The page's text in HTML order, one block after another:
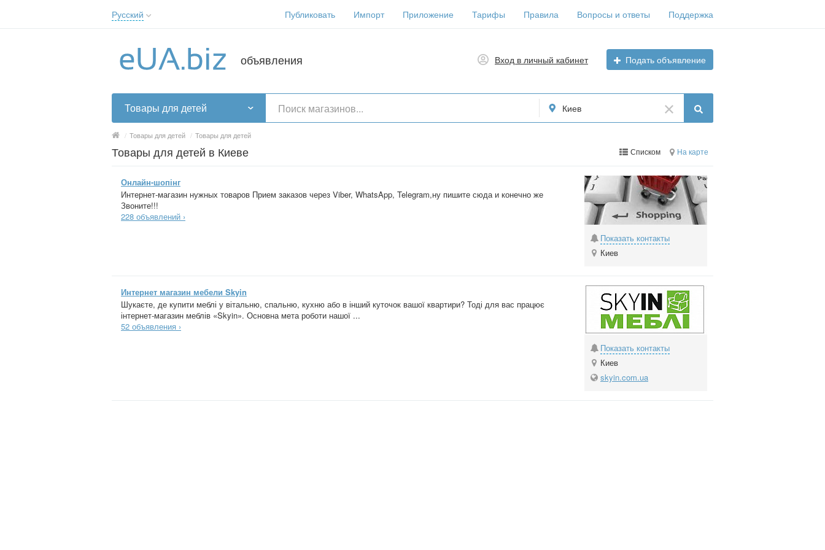
Русский
Українська
Публиковать Импорт Приложение Тарифы Правила Вопросы и ответы Поддержка
объявления Вход в личный кабинет Подать объявление
Товары для детей Киев
/ Товары для детей / Товары для детей
Товары для детей в Киеве Списком На карте
Онлайн-шопінг
Интернет-магазин нужных товаров Прием заказов через Viber, WhatsApp, Telegram,ну пишите сюда и конечно же
Звоните!!!
228 объявлений ›
Показать контакты
Киев
Интернет магазин мебели Skyin
Шукаєте, де купити меблі у вітальню, спальню, кухню або в інший куточок вашої квартири? Тоді для вас працює
інтернет-магазин меблів «Skyin». Основна мета роботи нашої ...
52 объявления ›
Показать контакты
Киев
skyin.com.ua